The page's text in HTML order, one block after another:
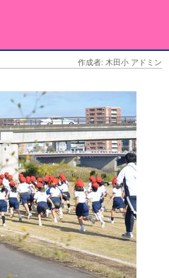
作成者: 木田小 アドミン